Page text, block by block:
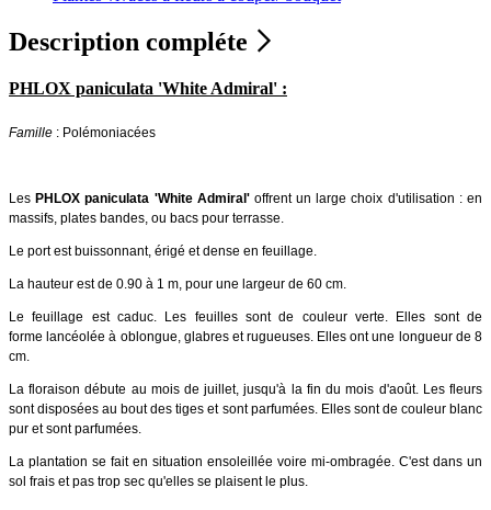
Description compléte
PHLOX paniculata 'White Admiral' :
Famille : Polémoniacées
Les PHLOX paniculata 'White Admiral' offrent un large choix d'utilisation : en
massifs, plates bandes, ou bacs pour terrasse.
Le port est buissonnant, érigé et dense en feuillage.
La hauteur est de 0.90 à 1 m, pour une largeur de 60 cm.
Le feuillage est caduc. Les feuilles sont de couleur verte. Elles sont de
forme lancéolée à oblongue, glabres et rugueuses. Elles ont une longueur de 8
cm.
La floraison débute au mois de juillet, jusqu'à la fin du mois d'août. Les fleurs
sont disposées au bout des tiges et sont parfumées. Elles sont de couleur blanc
pur et sont parfumées.
La plantation se fait en situation ensoleillée voire mi-ombragée. C'est dans un
sol frais et pas trop sec qu'elles se plaisent le plus.